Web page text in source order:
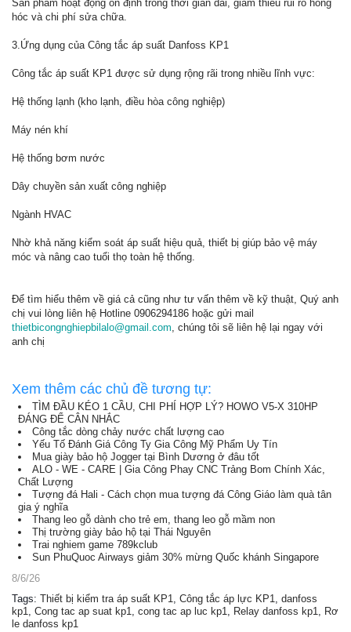
Sản phẩm hoạt động ổn định trong thời gian dài, giảm thiểu rủi ro hỏng
hóc và chi phí sửa chữa.
3.Ứng dụng của Công tắc áp suất Danfoss KP1
Công tắc áp suất KP1 được sử dụng rộng rãi trong nhiều lĩnh vực:
Hệ thống lạnh (kho lạnh, điều hòa công nghiệp)
Máy nén khí
Hệ thống bơm nước
Dây chuyền sản xuất công nghiệp
Ngành HVAC
Nhờ khả năng kiểm soát áp suất hiệu quả, thiết bị giúp bảo vệ máy
móc và nâng cao tuổi thọ toàn hệ thống.
Để tìm hiểu thêm về giá cả cũng như tư vấn thêm về kỹ thuật, Quý anh
chị vui lòng liên hệ Hotline 0906294186 hoặc gửi mail
thietbicongnghiepbilalo@gmail.com, chúng tôi sẽ liên hệ lại ngay với
anh chị
Xem thêm các chủ đề tương tự:
TÌM ĐẦU KÉO 1 CẦU, CHI PHÍ HỢP LÝ? HOWO V5-X 310HP
ĐÁNG ĐỂ CÂN NHẮC
Công tắc dòng chảy nước chất lượng cao
Yếu Tố Đánh Giá Công Ty Gia Công Mỹ Phẩm Uy Tín
Mua giày bảo hộ Jogger tại Bình Dương ở đâu tốt
ALO - WE - CARE | Gia Công Phay CNC Trảng Bom Chính Xác,
Chất Lượng
Tượng đá Hali - Cách chọn mua tượng đá Công Giáo làm quà tân
gia ý nghĩa
Thang leo gỗ dành cho trẻ em, thang leo gỗ mầm non
Thị trường giày bảo hộ tại Thái Nguyên
Trai nghiem game 789kclub
Sun PhuQuoc Airways giảm 30% mừng Quốc khánh Singapore
8/6/26
Tags: Thiết bị kiểm tra áp suất KP1, Công tắc áp lực KP1, danfoss
kp1, Cong tac ap suat kp1, cong tac ap luc kp1, Relay danfoss kp1, Rơ
le danfoss kp1